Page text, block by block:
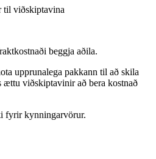
til viðskiptavina
beggja aðila.
upprunalega pakkann til að skila
ættu viðskiptavinir að bera kostnað
fyrir kynningarvörur.